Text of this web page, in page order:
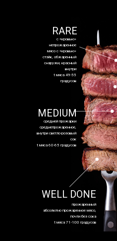
WELL DONE
MEDIUM
RARE
прожаренный
абсолютно прожаренное мясо,
почти без сока
t мяса 71-100 градусов
средней прожарки
среднепрожаренное,
внутри светло-розовый
сок
t мяса 60-65 градусов
с «кровью»
непрожаренное
мясо с «кровью»
стэйк, обжаренный
снаружи, красный
внутри
t мяса 49-55
градусов